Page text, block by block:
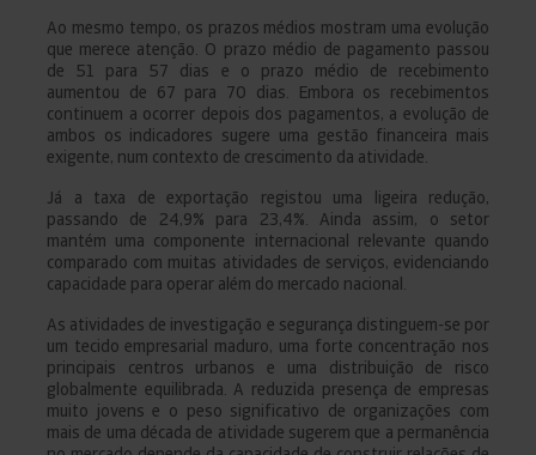
Ao mesmo tempo, os prazos médios mostram uma evolução
que merece atenção. O prazo médio de pagamento passou
de 51 para 57 dias e o prazo médio de recebimento
aumentou de 67 para 70 dias. Embora os recebimentos
continuem a ocorrer depois dos pagamentos, a evolução de
ambos os indicadores sugere uma gestão financeira mais
exigente, num contexto de crescimento da atividade.
Já a taxa de exportação registou uma ligeira redução,
passando de 24,9% para 23,4%. Ainda assim, o setor
mantém uma componente internacional relevante quando
comparado com muitas atividades de serviços, evidenciando
capacidade para operar além do mercado nacional.
As atividades de investigação e segurança distinguem-se por
um tecido empresarial maduro, uma forte concentração nos
principais centros urbanos e uma distribuição de risco
globalmente equilibrada. A reduzida presença de empresas
muito jovens e o peso significativo de organizações com
mais de uma década de atividade sugerem que a permanência